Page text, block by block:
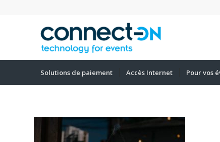
Solutions de paiement Accès Internet Pour vos